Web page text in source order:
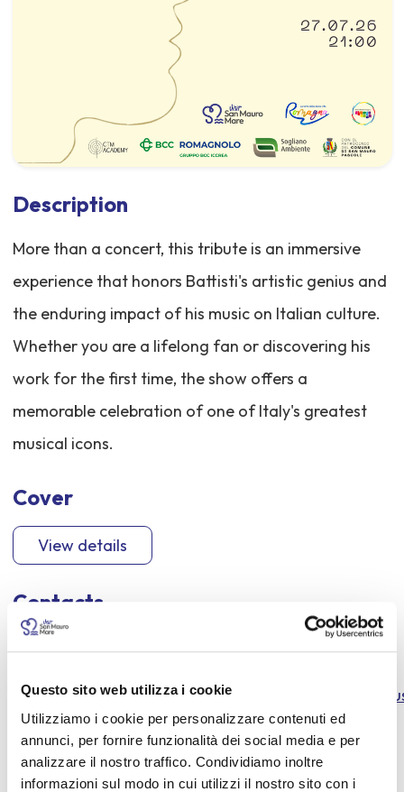
Questo sito web utilizza i cookie
Utilizziamo i cookie per personalizzare contenuti ed
annunci, per fornire funzionalità dei social media e per
analizzare il nostro traffico. Condividiamo inoltre
informazioni sul modo in cui utilizzi il nostro sito con i
Description
More than a concert, this tribute is an immersive
experience that honors Battisti's artistic genius and
the enduring impact of his music on Italian culture.
Whether you are a lifelong fan or discovering his
work for the first time, the show offers a
memorable celebration of one of Italy's greatest
musical icons.
Cover
View details
Contacts
https://www.instagram.com/ctmacademy/
https://www.facebook.com/
locale=it_IT